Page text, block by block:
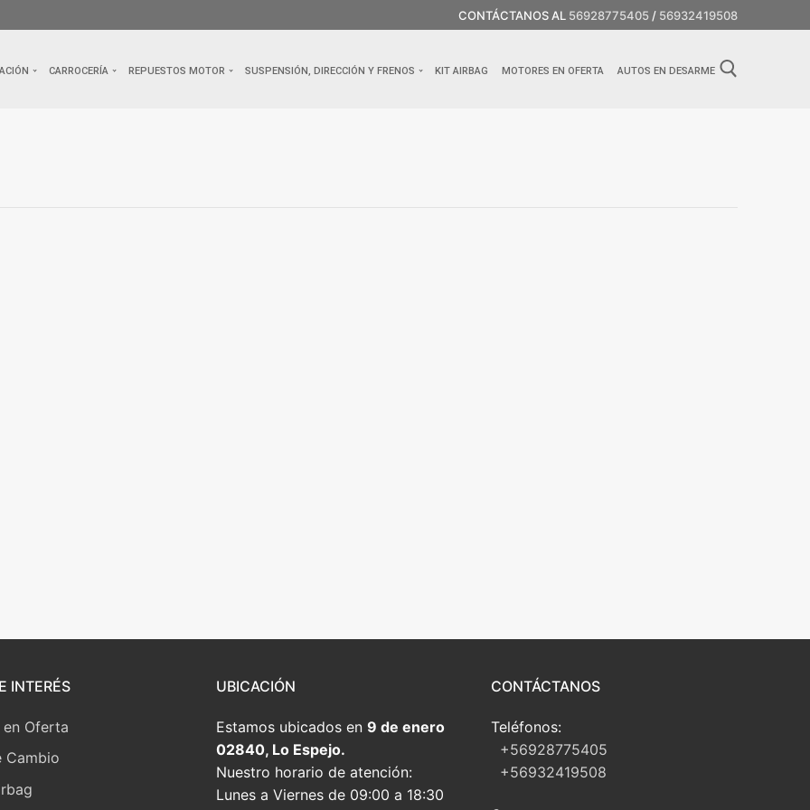
CONTÁCTANOS AL 56928775405 / 56932419508
CARROCERÍA REPUESTOS MOTOR SUSPENSIÓN, DIRECCIÓN Y FRENOS KIT AIRBAG MOTORES EN OFERTA AUTOS EN DESARME
INTERÉS
Oferta
Cambio
UBICACIÓN
Estamos ubicados en 9 de enero
02840, Lo Espejo.
Nuestro horario de atención:
Lunes a Viernes de 09:00 a 18:30
CONTÁCTANOS
Teléfonos:
+56928775405
+56932419508